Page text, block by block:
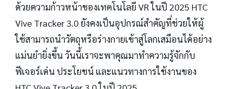
ด้วยความก้าวหน้าของเทคโนโลยี VR ในปี 2025 HTC
Vive Tracker 3.0 ยังคงเป็นอุปกรณ์สำคัญที่ช่วยให้ผู้
ใช้สามารถนำวัตถุหรือร่างกายเข้าสู่โลกเสมือนได้อย่าง
แม่นยำยิ่งขึ้น วันนี้เราจะพาคุณมาทำความรู้จักกับ
ฟีเจอร์เด่น ประโยชน์ และแนวทางการใช้งานของ